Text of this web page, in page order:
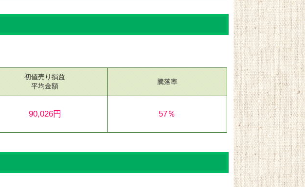
初値売り損益
平均金額
90,026円
騰落率
57％